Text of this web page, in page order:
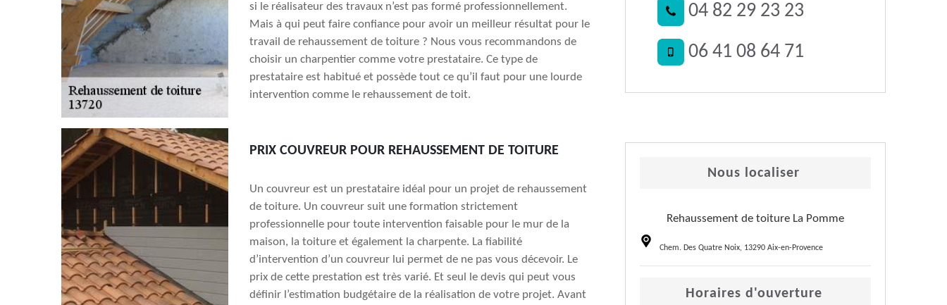
si le réalisateur des travaux n’est pas formé professionnellement.
Mais à qui peut faire confiance pour avoir un meilleur résultat pour le
travail de rehaussement de toiture ? Nous vous recommandons de
choisir un charpentier comme votre prestataire. Ce type de
prestataire est habitué et possède tout ce qu’il faut pour une lourde
intervention comme le rehaussement de toit.
PRIX COUVREUR POUR REHAUSSEMENT DE TOITURE
Un couvreur est un prestataire idéal pour un projet de rehaussement
de toiture. Un couvreur suit une formation strictement
professionnelle pour toute intervention faisable pour le mur de la
maison, la toiture et également la charpente. La fiabilité
d’intervention d’un couvreur lui permet de ne pas vous décevoir. Le
prix de cette prestation est très varié. Et seul le devis qui peut vous
définir l’estimation budgétaire de la réalisation de votre projet. Avant
04 82 29 23 23
06 41 08 64 71
Nous localiser
Rehaussement de toiture La Pomme
Chem. Des Quatre Noix, 13290 Aix-en-Provence
Horaires d'ouverture